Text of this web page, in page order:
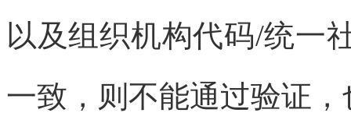
以及组织机构代码/统一
一致，则不能通过验证